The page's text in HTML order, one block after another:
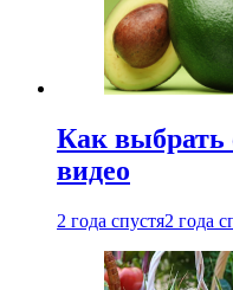
Как выбрать
видео
2 года спустя2 года